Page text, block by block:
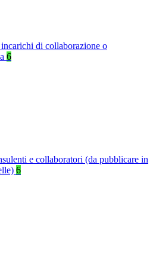
di collaborazione o
6
e collaboratori (da pubblicare in
6